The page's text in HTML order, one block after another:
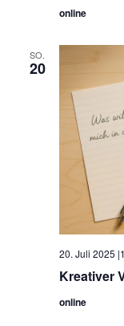
online
SO.
20
Kreativer
20. Juli 2025
online